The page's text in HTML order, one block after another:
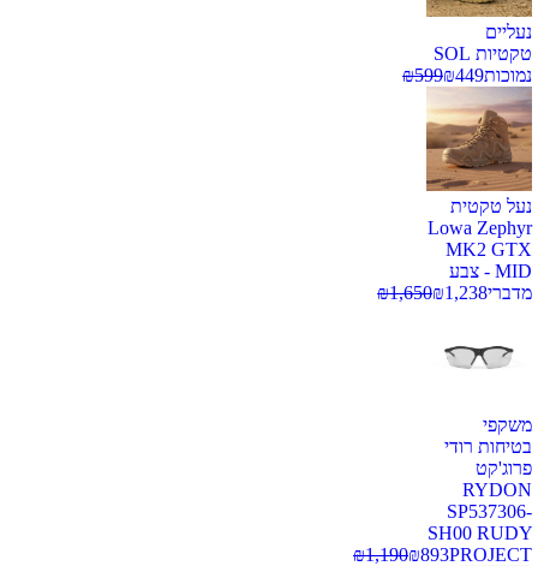
נעליים
טקטיות SOL
נמוכות
₪449
₪599
נעל טקטית
Lowa Zephyr
MK2 GTX
MID - צבע
מדברי
₪1,238
₪1,650
משקפי
בטיחות רודי
פרוג'קט
RYDON
SP537306-
SH00 RUDY
PROJECT
₪893
₪1,190